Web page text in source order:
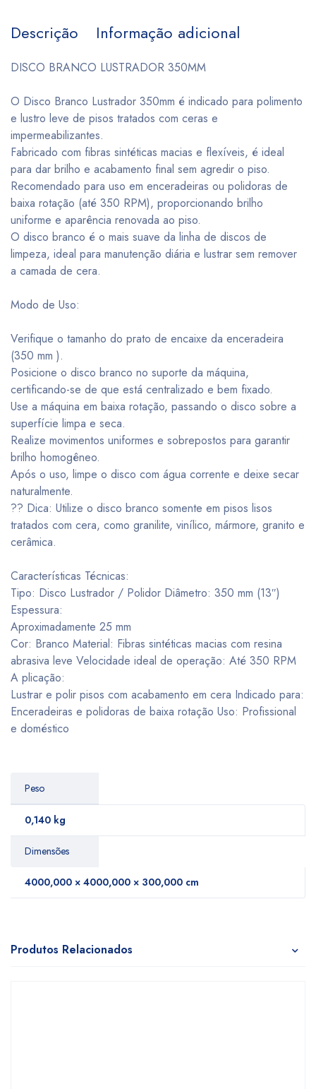
Descrição Informação adicional
DISCO BRANCO LUSTRADOR 350MM
O Disco Branco Lustrador 350mm é indicado para polimento
e lustro leve de pisos tratados com ceras e
impermeabilizantes.
Fabricado com fibras sintéticas macias e flexíveis, é ideal
para dar brilho e acabamento final sem agredir o piso.
Recomendado para uso em enceradeiras ou polidoras de
baixa rotação (até 350 RPM), proporcionando brilho
uniforme e aparência renovada ao piso.
O disco branco é o mais suave da linha de discos de
limpeza, ideal para manutenção diária e lustrar sem remover
a camada de cera.
Modo de Uso:
Verifique o tamanho do prato de encaixe da enceradeira
(350 mm ).
Posicione o disco branco no suporte da máquina,
certificando-se de que está centralizado e bem fixado.
Use a máquina em baixa rotação, passando o disco sobre a
superfície limpa e seca.
Realize movimentos uniformes e sobrepostos para garantir
brilho homogêneo.
Após o uso, limpe o disco com água corrente e deixe secar
naturalmente.
?? Dica: Utilize o disco branco somente em pisos lisos
tratados com cera, como granilite, vinílico, mármore, granito e
cerâmica.
Características Técnicas:
Tipo: Disco Lustrador / Polidor Diâmetro: 350 mm (13″)
Espessura:
Aproximadamente 25 mm
Cor: Branco Material: Fibras sintéticas macias com resina
abrasiva leve Velocidade ideal de operação: Até 350 RPM
A plicação:
Lustrar e polir pisos com acabamento em cera Indicado para:
Enceradeiras e polidoras de baixa rotação Uso: Profissional
e doméstico
Peso
0,140 kg
Dimensões
4000,000 × 4000,000 × 300,000 cm
Produtos Relacionados